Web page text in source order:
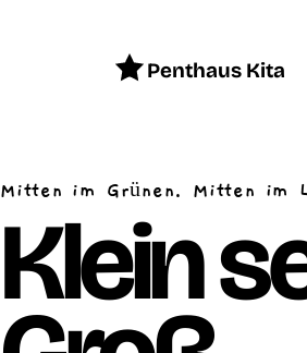
Penthaus Kita
Mitten im Grünen. Mitten im
Klein